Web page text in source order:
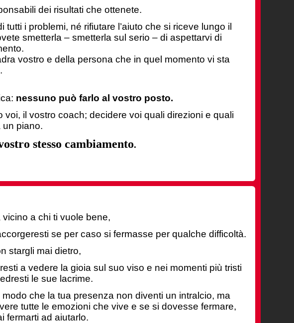
dei risultati che ottenete.
i problemi, né rifiutare l’aiuto che si riceve lungo il
smetterla – smetterla sul serio – di aspettarvi di
vostro e della persona che in quel momento vi sta
nessuno può farlo al vostro posto.
il vostro coach; decidere voi quali direzioni e quali
un piano.
stesso cambiamento.
vicino a chi ti vuole bene,
se per caso si fermasse per qualche difficoltà.
stargli mai dietro,
a vedere la gioia sul suo viso e nei momenti più tristi
le sue lacrime.
che la tua presenza non diventi un intralcio, ma
tutte le emozioni che vive e se si dovesse fermare,
fermarti ad aiutarlo.